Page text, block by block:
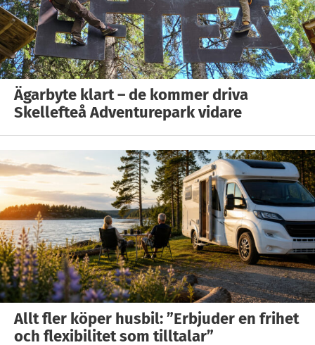
Ägarbyte klart – de kommer driva
Skellefteå Adventurepark vidare
Allt fler köper husbil: ”Erbjuder en frihet
och flexibilitet som tilltalar”